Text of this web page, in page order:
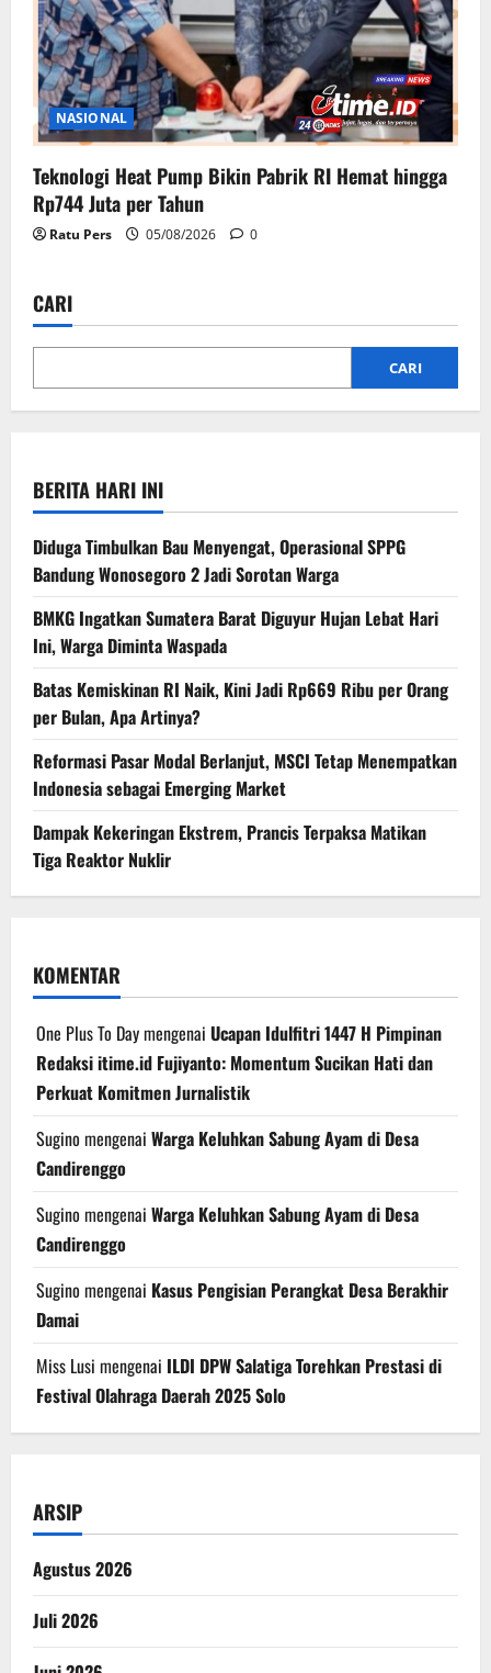
NASIONAL
Teknologi Heat Pump Bikin Pabrik RI Hemat hingga
Rp744 Juta per Tahun
Ratu Pers 05/08/2026 0
CARI
CARI
BERITA HARI INI
Diduga Timbulkan Bau Menyengat, Operasional SPPG
Bandung Wonosegoro 2 Jadi Sorotan Warga
BMKG Ingatkan Sumatera Barat Diguyur Hujan Lebat Hari
Ini, Warga Diminta Waspada
Batas Kemiskinan RI Naik, Kini Jadi Rp669 Ribu per Orang
per Bulan, Apa Artinya?
Reformasi Pasar Modal Berlanjut, MSCI Tetap Menempatkan
Indonesia sebagai Emerging Market
Dampak Kekeringan Ekstrem, Prancis Terpaksa Matikan
Tiga Reaktor Nuklir
KOMENTAR
One Plus To Daymengenai Ucapan Idulfitri 1447 H Pimpinan
Redaksi itime.id Fujiyanto: Momentum Sucikan Hati dan
Perkuat Komitmen Jurnalistik
Sugino mengenai Warga Keluhkan Sabung Ayam di Desa
Candirenggo
Sugino mengenai Warga Keluhkan Sabung Ayam di Desa
Candirenggo
Sugino mengenai Kasus Pengisian Perangkat Desa Berakhir
Damai
Miss Lusi mengenai ILDI DPW Salatiga Torehkan Prestasi di
Festival Olahraga Daerah 2025 Solo
ARSIP
Agustus 2026
Juli 2026